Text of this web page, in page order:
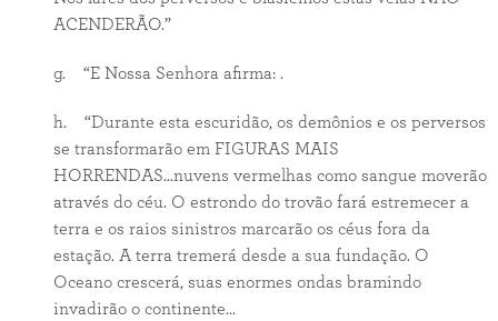
ACENDERÃO.”
g. “E Nossa Senhora afirma: .
h. “Durante esta escuridão, os demônios e os perversos
se transformarão em FIGURAS MAIS
HORRENDAS...nuvens vermelhas como sangue moverão
através do céu. O estrondo do trovão fará estremecer a
terra e os raios sinistros marcarão os céus fora da
estação. A terra tremerá desde a sua fundação. O
Oceano crescerá, suas enormes ondas bramindo
invadirão o continente...